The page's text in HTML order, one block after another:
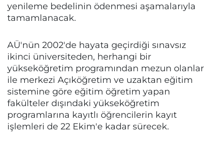
yenileme bedelinin ödenmesi aşamalarıyla
tamamlanacak.
AÜ'nün 2002'de hayata geçirdiği sınavsız
ikinci üniversiteden, herhangi bir
yükseköğretim programından mezun olanlar
ile merkezi Açıköğretim ve uzaktan eğitim
sistemine göre eğitim öğretim yapan
fakülteler dışındaki yükseköğretim
programlarına kayıtlı öğrencilerin kayıt
işlemleri de 22 Ekim'e kadar sürecek.